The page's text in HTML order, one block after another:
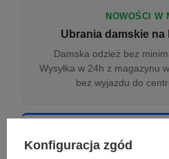
NOWOŚCI W
Ubrania damskie
Damska odzież bez
Wysyłka w 24h z magazynu
bez wyjazdu do
Odzież damska
Konfiguracja zgód